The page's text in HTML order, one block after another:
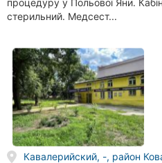
Кропивницкий
Винница
Житомир
Тернополь
процедуру у Польової Яни.
стерильний. Медсест...
Кавалерийский, -, район